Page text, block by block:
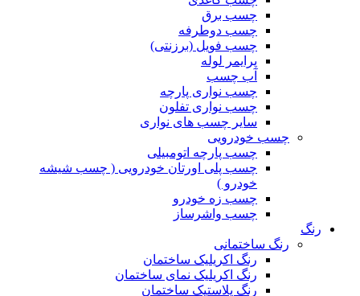
چسب برق
چسب دوطرفه
چسب فویل (برزنتی)
پرایمر لوله
آب چسب
چسب نواری پارچه
چسب نواری تفلون
سایر چسب های نواری
چسب خودرویی
چسب پارچه اتومبیلی
چسب پلی اورتان خودرویی ( چسب شیشه
خودرو )
چسب زه خودرو
چسب واشرساز
رنگ
رنگ ساختمانی
رنگ اکریلیک ساختمان
رنگ اکریلیک نمای ساختمان
رنگ پلاستیک ساختمان